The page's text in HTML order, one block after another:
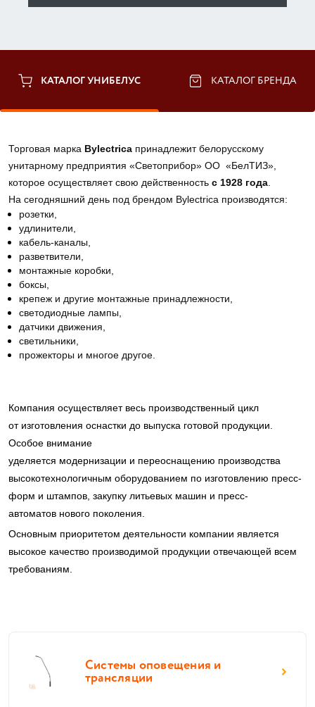
КАТАЛОГ УНИБЕЛУС КАТАЛОГ БРЕНДА
Торговая марка Bylectrica принадлежит белорусскому
унитарному предприятия «Светоприбор» ОО  «БелТИЗ»,
которое осуществляет свою действенность с 1928 года
На сегодняшний день под брендом Bylectrica производятся:
розетки,
удлинители,
кабель-каналы,
разветвители,
монтажные коробки,
боксы,
крепеж и другие монтажные принадлежности,
светодиодные лампы,
датчики движения,
светильники,
прожекторы и многое другое.
Компания осуществляет весь производственный цикл
от изготовления оснастки до выпуска готовой продукции.
Особое внимание
уделяется модернизации и переоснащению производства
высокотехнологичным оборудованием по изготовлению пресс-
форм и штампов, закупку литьевых машин и пресс-
автоматов нового поколения.
Основным приоритетом деятельности компании является
высокое качество производимой продукции отвечающей всем
требованиям.
Системы оповещения и
трансляции